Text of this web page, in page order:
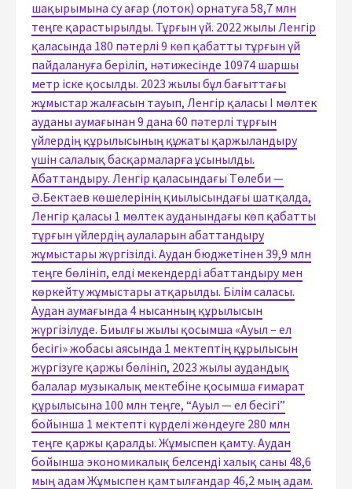
шақырымына су ағар (лоток) орнатуға 58,7 млн
теңге қарастырылды. Тұрғын үй. 2022 жылы Ленгір
қаласында 180 пәтерлі 9 көп қабатты тұрғын үй
пайдалануға беріліп, нәтижесінде 10974 шаршы
метр іске қосылды. 2023 жылы бұл бағыттағы
жұмыстар жалғасын тауып, Ленгір қаласы І мөлтек
ауданы аумағынан 9 дана 60 пәтерлі тұрғын
үйлердің құрылысының құжаты қаржыландыру
үшін салалық басқармаларға ұсынылды.
Абаттандыру. Ленгір қаласындағы Төлеби —
Ә.Бектаев көшелерінің қиылысындағы шатқалда,
Ленгір қаласы 1 мөлтек ауданындағы көп қабатты
тұрғын үйлердің аулаларын абаттандыру
жұмыстары жүргізілді. Аудан бюджетінен 39,9 млн
теңге бөлініп, елді мекендерді абаттандыру мен
көркейту жұмыстары атқарылды. Білім саласы.
Аудан аумағында 4 нысанның құрылысын
жүргізілуде. Биылғы жылы қосымша «Ауыл – ел
бесігі» жобасы аясында 1 мектептің құрылысын
жүргізуге қаржы бөлініп, 2023 жылы аудандық
балалар музыкалық мектебіне қосымша ғимарат
құрылысына 100 млн теңге, “Ауыл — ел бесігі”
бойынша 1 мектепті күрделі жөндеуге 280 млн
теңге қаржы қаралды. Жұмыспен қамту. Аудан
бойынша экономикалық белсенді халық саны 48,6
мың адам Жұмыспен қамтылғандар 46,2 мың адам.